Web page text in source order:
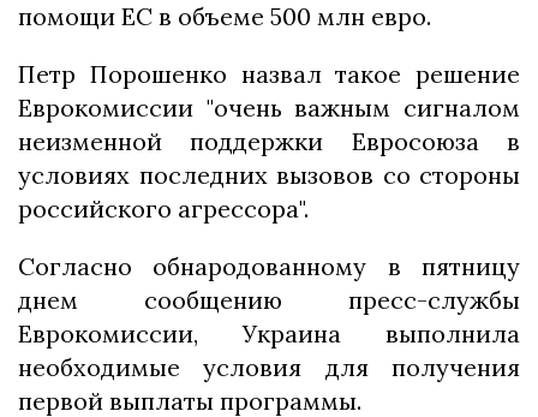
помощи ЕС в объеме 500 млн евро.
Петр Порошенко назвал такое решение
Еврокомиссии "очень важным сигналом
неизменной поддержки Евросоюза в
условиях последних вызовов со стороны
российского агрессора".
Согласно обнародованному в пятницу
днем сообщению пресс-службы
Еврокомиссии, Украина выполнила
необходимые условия для получения
первой выплаты программы.